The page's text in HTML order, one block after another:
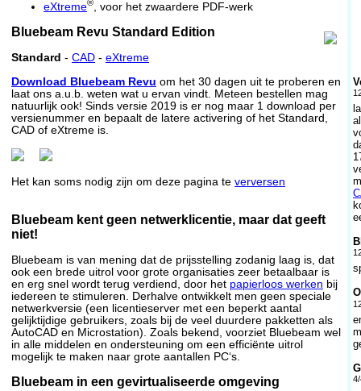
eXtreme® , voor het zwaardere PDF-werk
Bluebeam Revu Standard Edition
Standard - CAD - eXtreme
Download Bluebeam Revu om het 30 dagen uit te proberen en
laat ons a.u.b. weten wat u ervan vindt. Meteen bestellen mag
natuurlijk ook! Sinds versie 2019 is er nog maar 1 download per
versienummer en bepaalt de latere activering of het Standard,
CAD of eXtreme is.
Het kan soms nodig zijn om deze pagina te verversen
Bluebeam kent geen netwerklicentie, maar dat geeft
niet!
Bluebeam is van mening dat de prijsstelling zodanig laag is, dat
ook een brede uitrol voor grote organisaties zeer betaalbaar is
en erg snel wordt terug verdiend, door het papierloos werken bij
iedereen te stimuleren. Derhalve ontwikkelt men geen speciale
netwerkversie (een licentieserver met een beperkt aantal
gelijktijdige gebruikers, zoals bij de veel duurdere pakketten als
AutoCAD en Microstation). Zoals bekend, voorziet Bluebeam wel
in alle middelen en ondersteuning om een efficiënte uitrol
mogelijk te maken naar grote aantallen PC‘s.
Bluebeam in een gevirtualiseerde omgeving